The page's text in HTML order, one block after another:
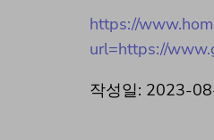
https://
url=https://
작성일: 2023-